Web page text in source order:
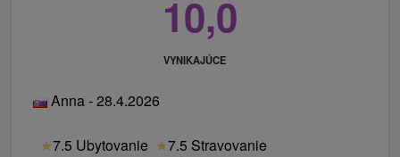
10,0
VYNIKAJÚCE
Anna - 28.4.2026
★7.5 Ubytovanie ★7.5 Stravovanie